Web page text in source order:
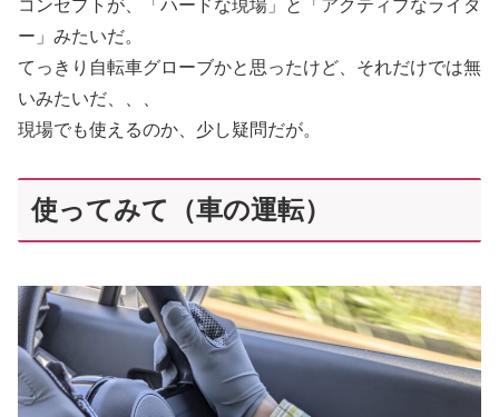
コンセプトが、「ハードな現場」と「アクティブなライダ
ー」みたいだ。
てっきり自転車グローブかと思ったけど、それだけでは無
いみたいだ、、、
現場でも使えるのか、少し疑問だが。
使ってみて（車の運転）